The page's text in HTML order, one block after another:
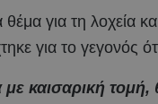
για τη λοχεία
για το γεγονός
καισαρική τομή,